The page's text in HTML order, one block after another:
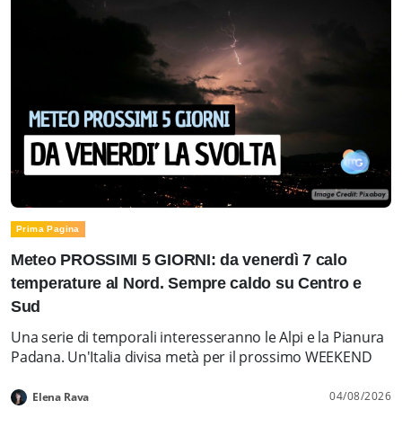
Prima Pagina
Meteo PROSSIMI 5 GIORNI: da venerdì 7 calo
temperature al Nord. Sempre caldo su Centro e
Sud
Una serie di temporali interesseranno le Alpi e la Pianura
Padana. Un'Italia divisa metà per il prossimo WEEKEND
Elena Rava 04/08/2026